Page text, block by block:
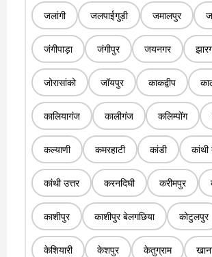
जलांगी जलपाईगुड़ी जमालपुर
जंगीपाड़ा जंगीपुर जयनगर
जोरासांको जॉयपुर काकद्वीप
कालियागंज कालीगंज कलिम्पोंग
कल्याणी कमरहाटी कांडी कांथी
कांथी उत्तर करनदिघी करीमपुर
काशीपुर काशीपुर बेलगछिया कोटुलपुर
केशियारी केशपुर केतुग्राम